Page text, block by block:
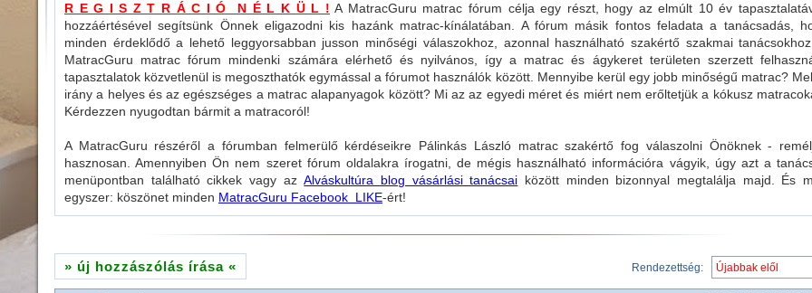
R E G I S Z T R Á C I Ó N É L K Ü L ! A MatracGuru matrac fórum célja egy részt, hogy az elmúlt 10 év
hozzáértésével segítsünk Önnek eligazodni kis hazánk matrac-kínálatában. A fórum másik fontos feladata a tanácsadás,
minden érdeklődő a lehető leggyorsabban jusson minőségi válaszokhoz, azonnal használható szakértő szakmai
MatracGuru matrac fórum mindenki számára elérhető és nyilvános, így a matrac és ágykeret területen szerzett
tapasztalatok közvetlenül is megoszthatók egymással a fórumot használók között. Mennyibe kerül egy jobb minőségű matrac?
irány a helyes és az egészséges a matrac alapanyagok között? Mi az az egyedi méret és miért nem erőltetjük a kókusz
Kérdezzen nyugodtan bármit a matracoról!
A MatracGuru részéről a fórumban felmerülő kérdéseikre Pálinkás László matrac szakértő fog válaszolni Önöknek -
hasznosan. Amennyiben Ön nem szeret fórum oldalakra írogatni, de mégis használható információra vágyik, úgy azt a
menüpontban található cikkek vagy azAlváskultúra blog vásárlási tanácsai között minden bizonnyal megtalálja majd. És
egyszer: köszönet minden MatracGuru Facebook LIKE-ért!
» új hozzászólás írása « Rendezettség: